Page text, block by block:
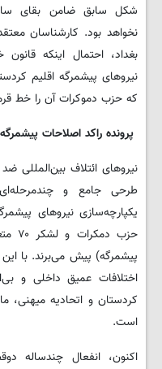
شکل سابق ضامن بقای
نخواهد بود. کارشناسان
بغداد، احتمال اینکه
نیروهای پیشمرگه اقلیم
که حزب دموکرات آن را خط
پرونده راکد اصلاحات
نیروهای ائتلاف
طرحی جامع و
حزب
پیشمرگه) پیش می‌برند. با
اختلافات عمیق داخلی و
کردستان و اتحادیه میهنی،
است.
اکنون، انفعال چندساله